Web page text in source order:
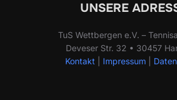
UNSERE
TuS Wettbergen e.V. –
Deveser Str. 32 • 30457
Kontakt
Impressum|